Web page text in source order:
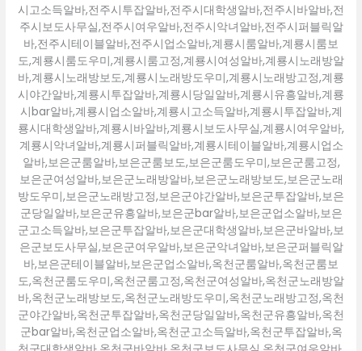
시고소득알바,전주시투잡알바,전주시대학생알바,전주시바알바,전
주시보도사무실,전주시여우알바,전주시악녀알바,전주시퍼블릭알
바,전주시테이블알바,전주시업소알바,계룡시룸알바,계룡시룸보
도,계룡시룸도우미,계룡시룸고정,계룡시여성알바,계룡시노래방알
바,계룡시노래방보도,계룡시노래방도우미,계룡시노래방고정,계룡
시야간알바,계룡시투잡알바,계룡시당일알바,계룡시유흥알바,계룡
시bar알바,계룡시업소알바,계룡시고소득알바,계룡시투잡알바,계
룡시대학생알바,계룡시바알바,계룡시보도사무실,계룡시여우알바,
계룡시악녀알바,계룡시퍼블릭알바,계룡시테이블알바,계룡시업소
알바,보은군룸알바,보은군룸보도,보은군룸도우미,보은군룸고정,
보은군여성알바,보은군노래방알바,보은군노래방보도,보은군노래
방도우미,보은군노래방고정,보은군야간알바,보은군투잡알바,보은
군당일알바,보은군유흥알바,보은군bar알바,보은군업소알바,보은
군고소득알바,보은군투잡알바,보은군대학생알바,보은군바알바,보
은군보도사무실,보은군여우알바,보은군악녀알바,보은군퍼블릭알
바,보은군테이블알바,보은군업소알바,옥천군룸알바,옥천군룸보
도,옥천군룸도우미,옥천군룸고정,옥천군여성알바,옥천군노래방알
바,옥천군노래방보도,옥천군노래방도우미,옥천군노래방고정,옥천
군야간알바,옥천군투잡알바,옥천군당일알바,옥천군유흥알바,옥천
군bar알바,옥천군업소알바,옥천군고소득알바,옥천군투잡알바,옥